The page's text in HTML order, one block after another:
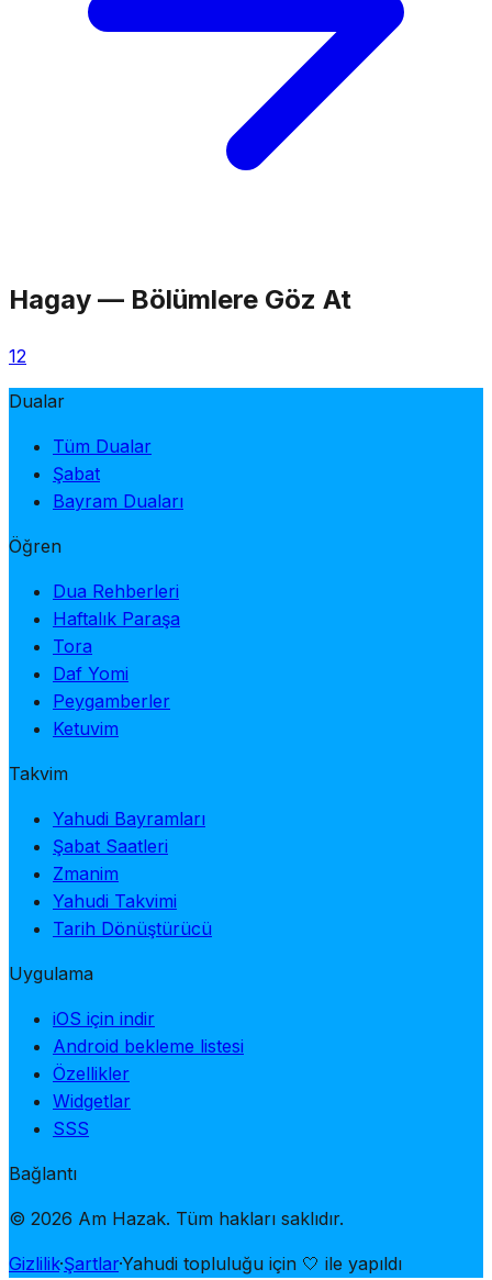
Hagay — Bölümlere Göz At
12
Dualar
Tüm Dualar
Şabat
Bayram Duaları
Öğren
Dua Rehberleri
Haftalık Paraşa
Tora
Daf Yomi
Peygamberler
Ketuvim
Takvim
Yahudi Bayramları
Şabat Saatleri
Zmanim
Yahudi Takvimi
Tarih Dönüştürücü
Uygulama
iOS için indir
Android bekleme listesi
Özellikler
Widgetlar
SSS
Bağlantı
© 2026 Am Hazak. Tüm hakları saklıdır.
Gizlilik·Şartlar·Yahudi topluluğu için 🤍 ile yapıldı